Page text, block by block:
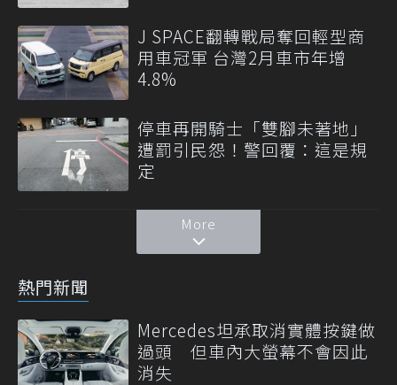
J SPACE翻轉戰局奪回輕型商
用車冠軍 台灣2月車市年增
4.8%
停車再開騎士「雙腳未著地」
遭罰引民怨！警回覆：這是規
定
More
熱門新聞
Mercedes坦承取消實體按鍵做
過頭 但車內大螢幕不會因此
消失